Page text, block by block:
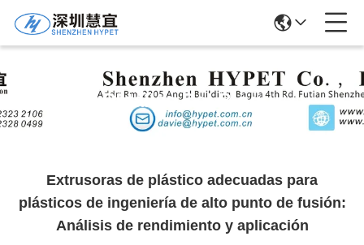
Detalles Del Blog
Extrusoras de plástico adecuadas para
plásticos de ingeniería de alto punto de fusión:
Análisis de rendimiento y aplicación